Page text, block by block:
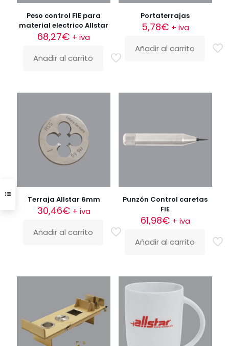
Peso control FIE para
material electrico Allstar
68,27€ + iva
Añadir al carrito
Portaterrajas
5,78€ + iva
Añadir al carrito
Terraja Allstar 6mm
30,46€ + iva
Añadir al carrito
Punzón Control caretas
FIE
61,98€ + iva
Añadir al carrito